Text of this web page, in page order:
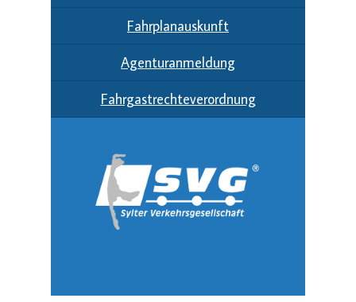
Fahrplanauskunft
Agenturanmeldung
Fahrgastrechteverordnung